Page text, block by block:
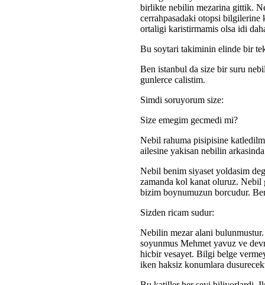
birlikte nebilin mezarina gittik.
cerrahpasadaki otopsi bilgilerine
ortaligi karistirmamis olsa idi
Bu soytari takiminin elinde bir
Ben istanbul da size bir suru
gunlerce calistim.
Simdi soruyorum size:
Size emegim gecmedi mi?
Nebil rahuma pisipisine
ailesine yakisan nebilin
Nebil benim siyaset yoldasim
zamanda kol kanat oluruz.
bizim boynumuzun borcudur.
Sizden ricam sudur:
Nebilin mezar alani
soyunmus Mehmet yavuz ve
hicbir vesayet. Bilgi belge
iken haksiz konumlara